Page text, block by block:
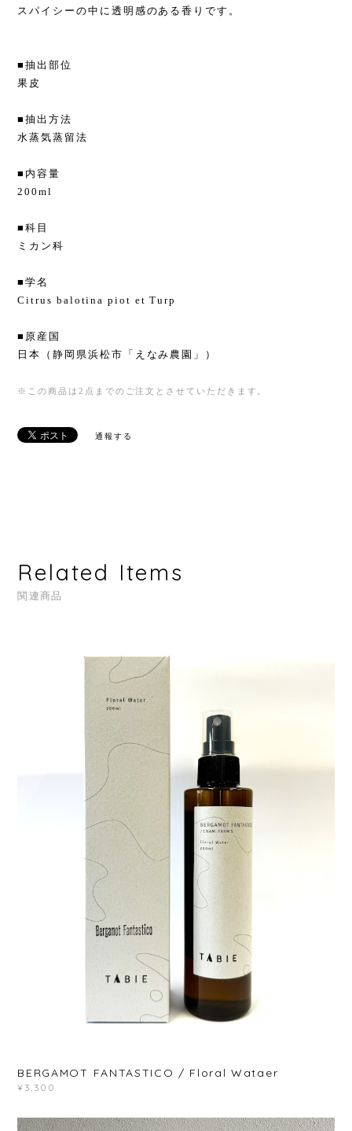
スパイシーの中に透明感のある香りです。
■抽出部位
果皮
■抽出方法
水蒸気蒸留法
■内容量
200ml
■科目
ミカン科
■学名
Citrus balotina piot et Turp
■原産国
日本（静岡県浜松市「えなみ農園」）
※この商品は2点までのご注文とさせていただきます。
通報する
Related Items
関連商品
BERGAMOT FANTASTICO / Floral Wataer
¥3,300